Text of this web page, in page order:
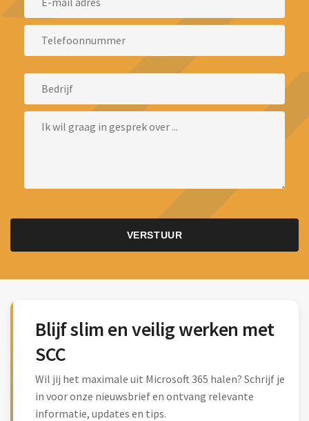
Blijf slim en veilig werken met
SCC
Wil jij het maximale uit Microsoft 365 halen? Schrijf je
in voor onze nieuwsbrief en ontvang relevante
informatie, updates en tips.